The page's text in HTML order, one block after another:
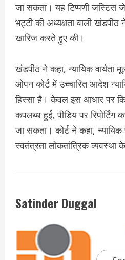
जा सकता। यह टिप्पणी जस्टिस
भ‌ट्टी की अध्यक्षता वाली खंडपीठ
खारिज करते हुए की।
खंडपीठ ने कहा, न्यायिक वार्यता
ओपन कोर्ट में उच्चारित आदेश
हिस्सा है। केवल इस आधार पर कि
कपलब्ध हुई, पीडिय पर रिपोर्टिंग
जा सकता। कोर्ट ने कहा, न्यायिक
स्वतंत्रता लोकतांत्रिक व्यवस्था
Satinder Duggal